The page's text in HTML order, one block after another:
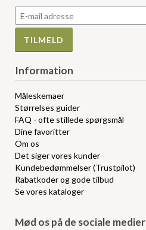
Information
Måleskemaer
Størrelses guider
FAQ - ofte stillede spørgsmål
Dine favoritter
Om os
Det siger vores kunder
Kundebedømmelser (Trustpilot)
Rabatkoder og gode tilbud
Se vores kataloger
Mød os på de sociale medier